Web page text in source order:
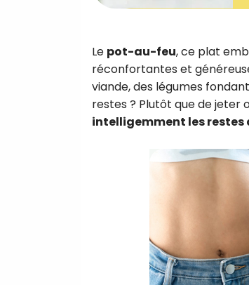
Le pot-au-feu, ce plat
réconfortantes et
viande, des légumes
restes ? Plutôt que de jeter
intelligemment les restes